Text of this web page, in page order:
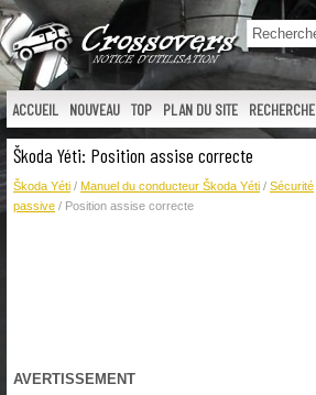
ACCUEIL NOUVEAU TOP PLAN DU SITE RECHERCHE
Škoda Yéti: Position assise correcte
Škoda Yéti / Manuel du conducteur Škoda Yéti / Sécurité
passive / Position assise correcte
AVERTISSEMENT